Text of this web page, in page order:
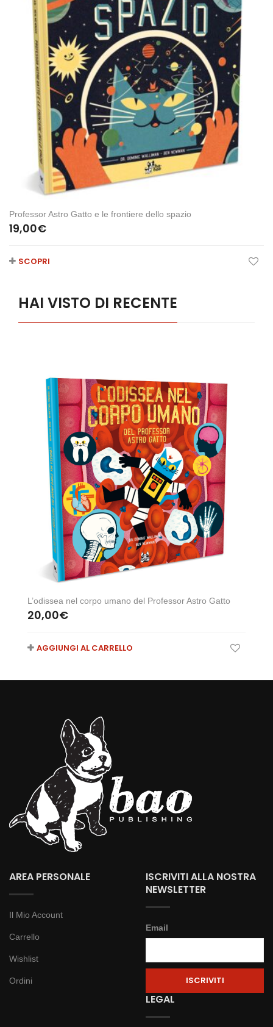
Professor Astro Gatto e le frontiere dello spazio
19,00€
SCOPRI
HAI VISTO DI RECENTE
L’odissea nel corpo umano del Professor Astro Gatto
20,00€
AGGIUNGI AL CARRELLO
AREA PERSONALE
Il Mio Account
Carrello
Wishlist
Ordini
ISCRIVITI ALLA NOSTRA
NEWSLETTER
Email
LEGAL